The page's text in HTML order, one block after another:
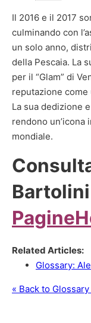
Il 2016 e il 2017
culminando con
un solo anno,
della Pescaia. La
per il “Glam” di
reputazione
La sua dedizione
rendono un’icona
mondiale.
Related Articles:
Glossary:
« Back to